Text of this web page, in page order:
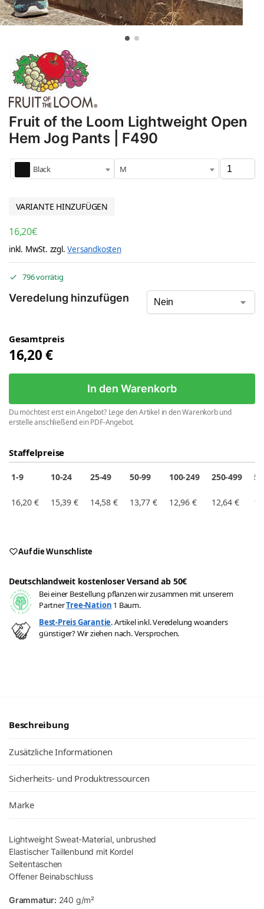
Fruit of the Loom Lightweight Open
Hem Jog Pants | F490
Black M
VARIANTE HINZUFÜGEN
16,20€
inkl. MwSt. zzgl.Versandkosten
796 vorrätig
Veredelung hinzufügen
Gesamtpreis
16,20€
In den Warenkorb
Du möchtest erst ein Angebot? Lege den Artikel in den Warenkorb und
erstelle anschließend ein PDF-Angebot.
Staffelpreise
1-9 10-24 25-49 50-99 100-249 250-499
16,20 € 15,39 € 14,58 € 13,77 € 12,96 € 12,64 €
Auf die Wunschliste
Deutschlandweit kostenloser Versand ab 50€
Bei einer Bestellung pflanzen wir zusammen mit unserem
PartnerTree-Nation 1 Baum.
Best-Preis Garantie. Artikel inkl. Veredelung woanders
günstiger? Wir ziehen nach. Versprochen.
Beschreibung
Zusätzliche Informationen
Sicherheits- und Produktressourcen
Marke
Lightweight Sweat-Material, unbrushed
Elastischer Taillenbund mit Kordel
Seitentaschen
Offener Beinabschluss
Grammatur: 240 g/m²